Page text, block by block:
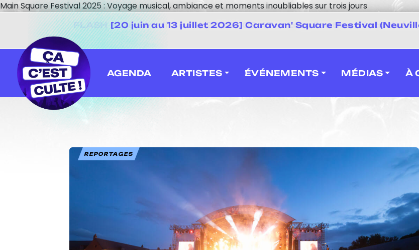
Main Square Festival 2025 : Voyage musical, ambiance et moments inoubliables sur trois jours
[20 juin au 13 juillet 2026] Caravan' Square Festival
AGENDA ARTISTES ÉVÉNEMENTS MÉDIAS À
REPORTAGES